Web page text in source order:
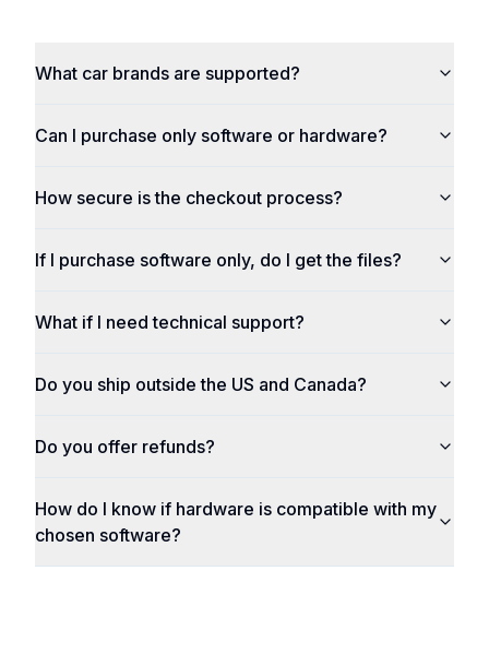
What car brands are supported?
Can I purchase only software or hardware?
How secure is the checkout process?
If I purchase software only, do I get the files?
What if I need technical support?
Do you ship outside the US and Canada?
Do you offer refunds?
How do I know if hardware is compatible with my
chosen software?